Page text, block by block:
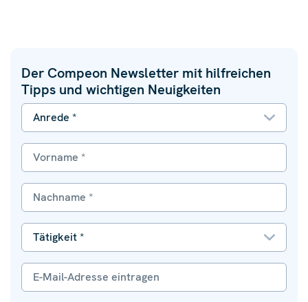
Der Compeon Newsletter mit hilfreichen
Tipps und wichtigen Neuigkeiten